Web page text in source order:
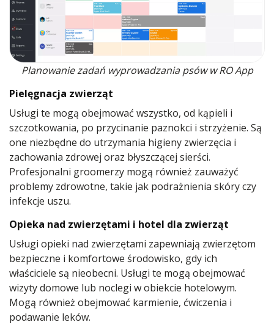
Planowanie zadań wyprowadzania psów w RO App
Pielęgnacja zwierząt
Usługi te mogą obejmować wszystko, od kąpieli i
szczotkowania, po przycinanie paznokci i strzyżenie. Są
one niezbędne do utrzymania higieny zwierzęcia i
zachowania zdrowej oraz błyszczącej sierści.
Profesjonalni groomerzy mogą również zauważyć
problemy zdrowotne, takie jak podrażnienia skóry czy
infekcje uszu.
Opieka nad zwierzętami i hotel dla zwierząt
Usługi opieki nad zwierzętami zapewniają zwierzętom
bezpieczne i komfortowe środowisko, gdy ich
właściciele są nieobecni. Usługi te mogą obejmować
wizyty domowe lub noclegi w obiekcie hotelowym.
Mogą również obejmować karmienie, ćwiczenia i
podawanie leków.